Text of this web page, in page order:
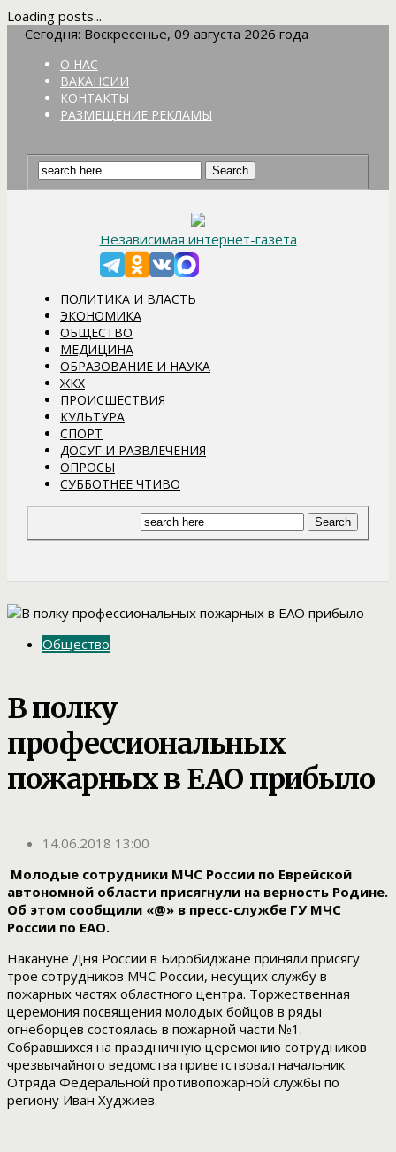
Loading posts...
Сегодня: Воскресенье, 09 августа 2026 года
О НАС
ВАКАНСИИ
КОНТАКТЫ
РАЗМЕЩЕНИЕ РЕКЛАМЫ
Независимая интернет-газета
ПОЛИТИКА И ВЛАСТЬ
ЭКОНОМИКА
ОБЩЕСТВО
МЕДИЦИНА
ОБРАЗОВАНИЕ И НАУКА
ЖКХ
ПРОИСШЕСТВИЯ
КУЛЬТУРА
СПОРТ
ДОСУГ И РАЗВЛЕЧЕНИЯ
ОПРОСЫ
СУББОТНЕЕ ЧТИВО
Общество
В полку
профессиональных
пожарных в ЕАО прибыло
14.06.2018 13:00
Молодые сотрудники МЧС России по Еврейской
автономной области присягнули на верность Родине.
Об этом сообщили «@» в пресс-службе ГУ МЧС
России по ЕАО.
Накануне Дня России в Биробиджане приняли присягу
трое сотрудников МЧС России, несущих службу в
пожарных частях областного центра. Торжественная
церемония посвящения молодых бойцов в ряды
огнеборцев состоялась в пожарной части №1.
Собравшихся на праздничную церемонию сотрудников
чрезвычайного ведомства приветствовал начальник
Отряда Федеральной противопожарной службы по
региону Иван Худжиев.